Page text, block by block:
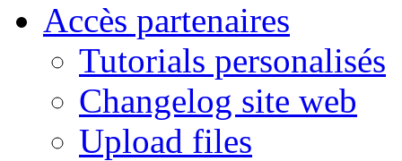
Accès partenaires
Tutorials personalisés
Changelog site web
Upload files